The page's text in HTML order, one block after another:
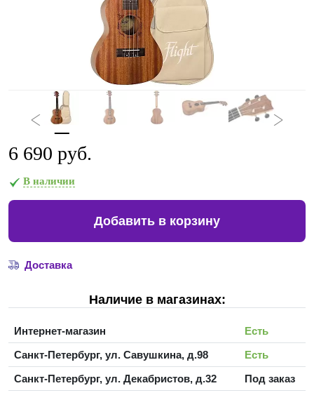
6 690 руб.
В наличии
Добавить в корзину
Доставка
Наличие в магазинах:
Интернет-магазин
Есть
Санкт-Петербург, ул. Савушкина, д.98
Есть
Санкт-Петербург, ул. Декабристов, д.32
Под заказ